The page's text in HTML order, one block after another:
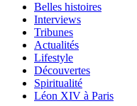
Belles histoires
Interviews
Tribunes
Actualités
Lifestyle
Découvertes
Spiritualité
Léon XIV à Paris